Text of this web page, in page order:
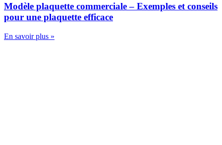
Modèle plaquette commerciale – Exemples et conseils
pour une plaquette efficace
En savoir plus »